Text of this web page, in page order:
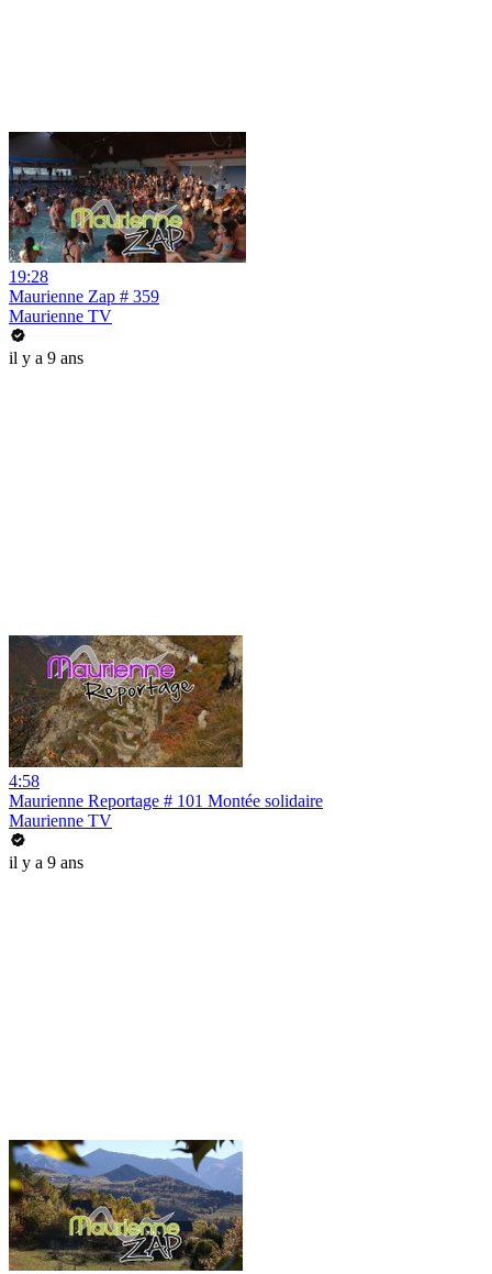
19:28
Maurienne Zap # 359
Maurienne TV
il y a 9 ans
4:58
Maurienne Reportage # 101 Montée solidaire
Maurienne TV
il y a 9 ans